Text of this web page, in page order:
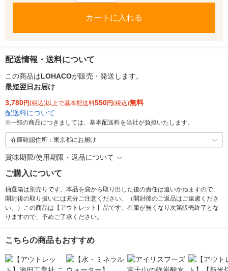
カートに入れる
配送情報・送料について
この商品はLOHACOが販売・発送します。
最短翌日お届け
3,780円(税込)以上で基本配送料550円(税込)無料
配送料について
※一部の商品につきましては、基本配送料を当社が負担いたします。
在庫確認住所：東京都にお届け
賞味期限/使用期限・返品について
ご購入について
抽選箱は別売りです。本品を袋から取り出した後の責任は追いかねますので、
開封後の取り扱いには充分ご注意ください。（開封後のご返品はご遠慮くださ
い。）この商品は【アウトレット】品です。在庫が無くなり次第販売終了とな
りますので、予めご了承ください。
こちらの商品もおすすめ